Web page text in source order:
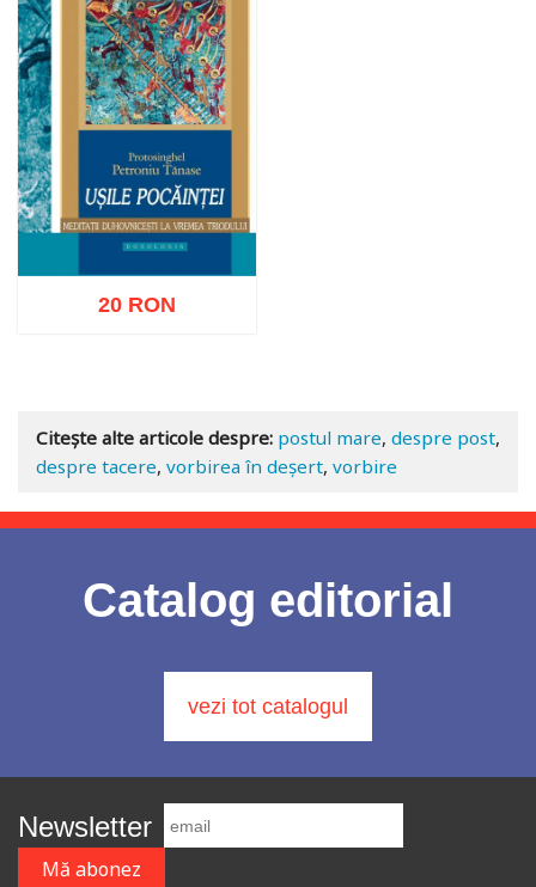
20 RON
Citește alte articole despre: postul mare, despre post,
despre tacere, vorbirea în deșert, vorbire
Catalog editorial
vezi tot catalogul
Newsletter